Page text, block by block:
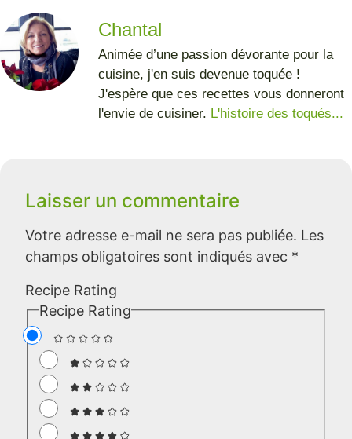
Chantal
Animée d’une passion dévorante pour la
cuisine, j'en suis devenue toquée !
J'espère que ces recettes vous donneront
l'envie de cuisiner. L'histoire des toqués...
Laisser un commentaire
Votre adresse e-mail ne sera pas publiée. Les
champs obligatoires sont indiqués avec *
Recipe Rating
Recipe Rating